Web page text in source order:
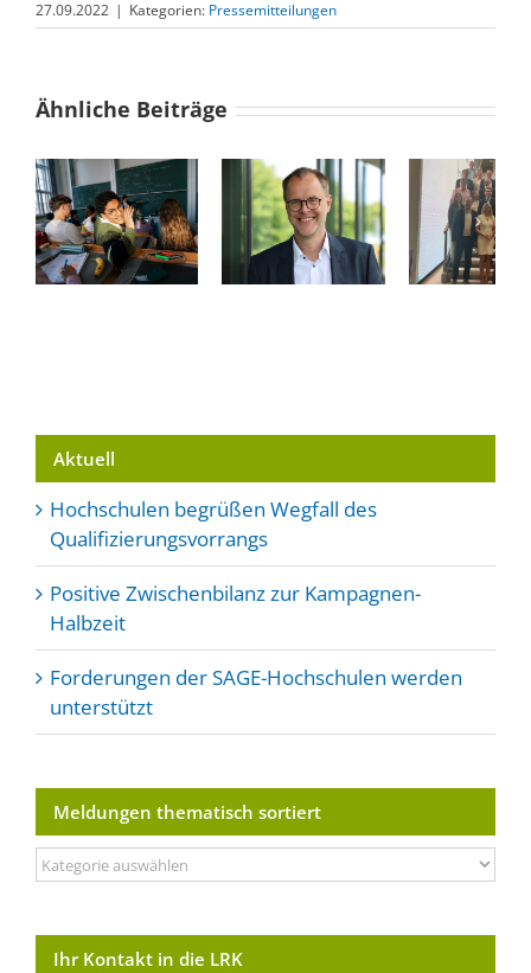
27.09.2022 | Kategorien: Pressemitteilungen
Ähnliche Beiträge
Antragsstopp
gefährdet
erfolgreiche
Kooperationen
„Bei
Transferiniative
gemeinsam
ins Machen
Aktuell
Hochschulen begrüßen Wegfall des
Qualifizierungsvorrangs
Positive Zwischenbilanz zur Kampagnen-
Halbzeit
Forderungen der SAGE-Hochschulen werden
unterstützt
Meldungen thematisch sortiert
Meldungen
thematisch
Ihr Kontakt in die LRK